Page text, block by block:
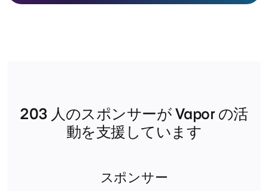
203 人のスポンサーが Vapor の活
動を支援しています
スポンサー